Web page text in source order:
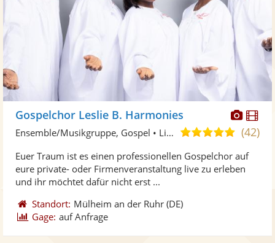
Fotos
Gospelchor Leslie B. Harmonies
5,0
5
(42)
Ensemble/Musikgruppe, Gospel • Live-Musiker
Euer Traum ist es einen professionellen Gospelchor auf
eure private- oder Firmenveranstaltung live zu erleben
und ihr möchtet dafür nicht erst ...
Standort: Mülheim an der Ruhr (DE)
Gage: auf Anfrage